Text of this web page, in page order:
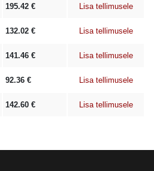
195.42 € Lisa tellimusele
132.02 € Lisa tellimusele
141.46 € Lisa tellimusele
92.36 € Lisa tellimusele
142.60 € Lisa tellimusele